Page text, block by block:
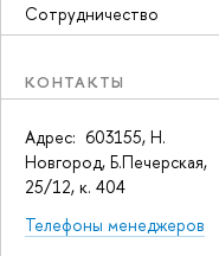
Сотрудничество
КОНТАКТЫ
Адрес: 603155, Н.
Новгород, Б.Печерская,
25/12, к. 404
Телефоны менеджеров